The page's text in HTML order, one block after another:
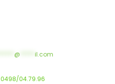
@ il.com
0498/04.79.96